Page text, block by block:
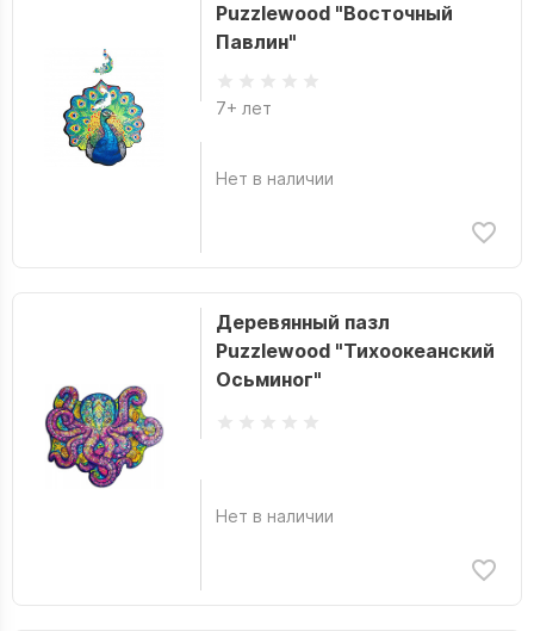
Puzzlewood "Восточный
Павлин"
7+ лет
Нет в наличии
Деревянный пазл
Puzzlewood "Тихоокеанский
Осьминог"
Нет в наличии